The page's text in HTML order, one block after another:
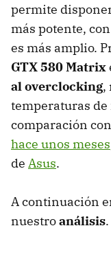
permite
más potente,
es más amplio.
GTX580 Matrix
al overclocking,
temperaturas
comparación con
hace unos meses
de Asus.
A continuación
nuestroanálisis.